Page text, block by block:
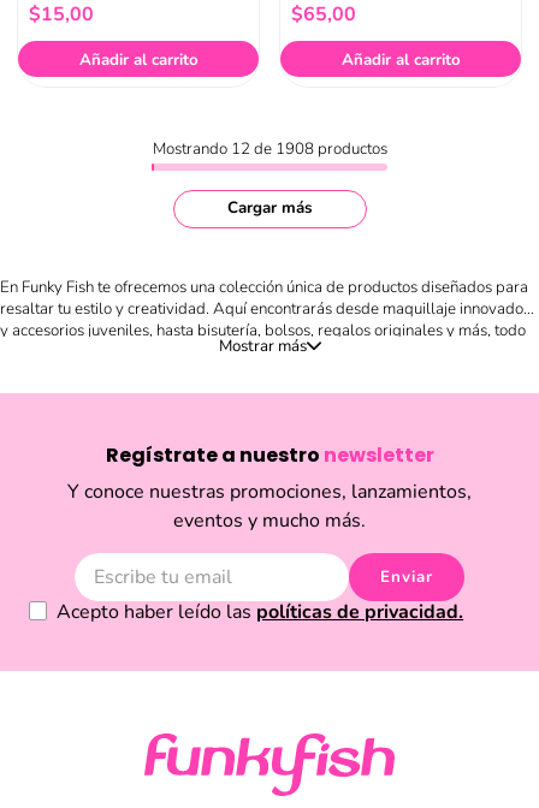
$15,00
Añadir al carrito
$65,00
Añadir al carrito
Mostrando 12 de 1908productos
Cargar más
En Funky Fish te ofrecemos una colección única de productos diseñados para
resaltar tu estilo y creatividad. Aquí encontrarás desde maquillaje innovador
y accesorios juveniles, hasta bisutería, bolsos, regalos originales y más, todo
en un solo lugar. Nuestro catálogo está pensado para quienes buscan
tendencias internacionales. Compra en línea de forma fácil y segura, descubre
un accesorio único o darle un toque diferente a tu outfit diario, en Funky Fish
encontrarás la inspiración que necesitas. Explora nuestra selección y disfruta
de productos que marcan la diferencia en el mundo de la moda y la belleza
Regístrate a nuestro newsletter
Y conoce nuestras promociones, lanzamientos,
eventos y mucho más.
Enviar
Acepto haber leído las políticas de privacidad.